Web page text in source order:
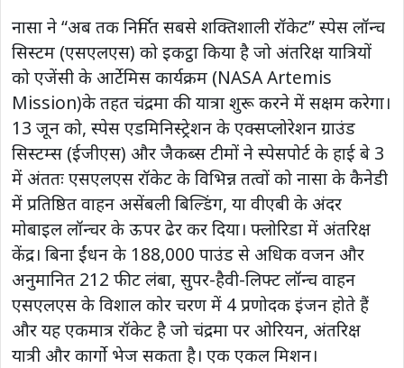
नासा ने “अब तक निर्मित सबसे शक्तिशाली रॉकेट” स्पेस लॉन्च
सिस्टम (एसएलएस) को इकट्ठा किया है जो अंतरिक्ष यात्रियों
को एजेंसी के आर्टेमिस कार्यक्रम (NASA Artemis
Mission)के तहत चंद्रमा की यात्रा शुरू करने में सक्षम करेगा।
13 जून को, स्पेस एडमिनिस्ट्रेशन के एक्सप्लोरेशन ग्राउंड
सिस्टम्स (ईजीएस) और जैकब्स टीमों ने स्पेसपोर्ट के हाई बे 3
में अंततः एसएलएस रॉकेट के विभिन्न तत्वों को नासा के कैनेडी
में प्रतिष्ठित वाहन असेंबली बिल्डिंग, या वीएबी के अंदर
मोबाइल लॉन्चर के ऊपर ढेर कर दिया। फ्लोरिडा में अंतरिक्ष
केंद्र। बिना ईंधन के 188,000 पाउंड से अधिक वजन और
अनुमानित 212 फीट लंबा, सुपर-हैवी-लिफ्ट लॉन्च वाहन
एसएलएस के विशाल कोर चरण में 4 प्रणोदक इंजन होते हैं
और यह एकमात्र रॉकेट है जो चंद्रमा पर ओरियन, अंतरिक्ष
यात्री और कार्गो भेज सकता है। एक एकल मिशन।